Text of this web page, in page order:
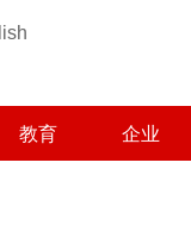
教育 企业